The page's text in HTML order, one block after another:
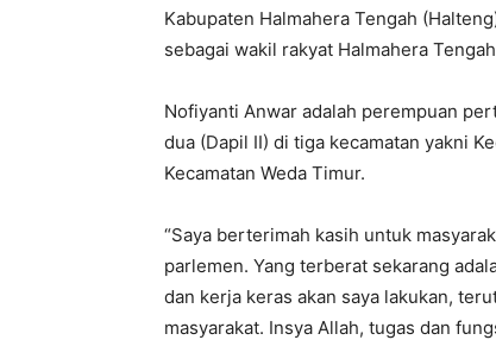
Kabupaten Halmahera Tengah
sebagai wakil rakyat Halmahera
Nofiyanti Anwar adalah perempuan
dua (Dapil II) di tiga kecamatan yakni
Kecamatan Weda Timur.
“Saya berterimah kasih untuk
parlemen. Yang terberat sekarang
dan kerja keras akan saya lakukan,
masyarakat. Insya Allah, tugas dan